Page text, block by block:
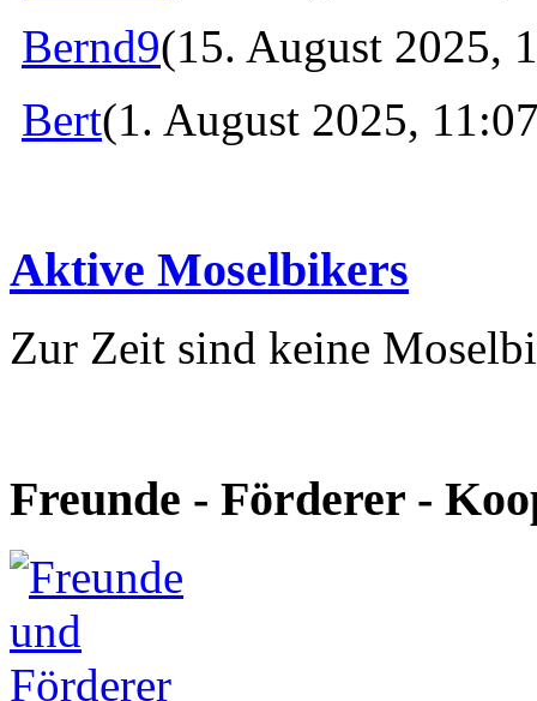
Bernd9(15. August 2025,
Bert(1. August 2025,
Aktive Moselbikers
Zur Zeit sind keine
Freunde - Förderer -